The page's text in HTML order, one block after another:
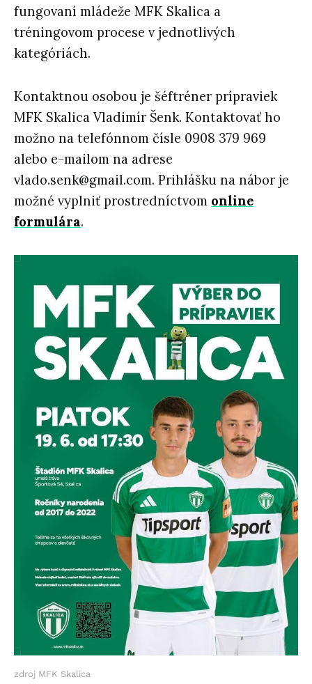
fungovaní mládeže MFK Skalica a
tréningovom procese v jednotlivých
kategóriách.
Kontaktnou osobou je šéftréner prípraviek
MFK Skalica Vladimír Šenk. Kontaktovať ho
možno na telefónnom čísle 0908 379 969
alebo e-mailom na adrese
vlado.senk@gmail.com. Prihlášku na nábor je
možné vyplniť prostredníctvom online
formulára.
zdroj MFK Skalica